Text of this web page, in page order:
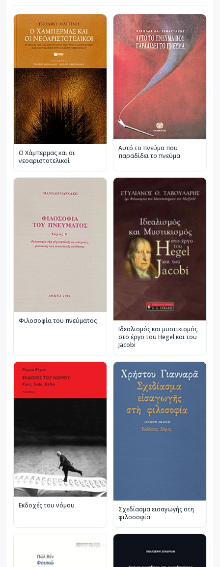
Ο Χάμπερμας και οι
νεοαριστοτελικοί
Αυτό το πνεύμα που
παραδίδει το πνεύμα
Φιλοσοφία του πνεύματος
Ιδεαλισμός και μυστικισμός
στο έργο του Hegel και του
Jacobi
Εκδοχές του νόμου
Σχεδίασμα εισαγωγής στη
φιλοσοφία